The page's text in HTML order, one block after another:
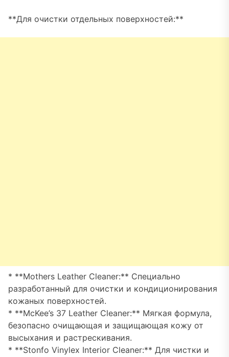
**Для очистки отдельных поверхностей:**
* **Mothers Leather Cleaner:** Специально
разработанный для очистки и кондиционирования
кожаных поверхностей.
* **McKee’s 37 Leather Cleaner:** Мягкая формула,
безопасно очищающая и защищающая кожу от
высыхания и растрескивания.
* **Stonfo Vinylex Interior Cleaner:** Для чистки и